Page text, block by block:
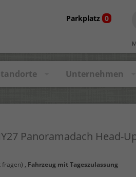
Parkplatz 0
Unternehmen
Panoramadach Head-
fragen) , Fahrzeug mit Tageszulassung